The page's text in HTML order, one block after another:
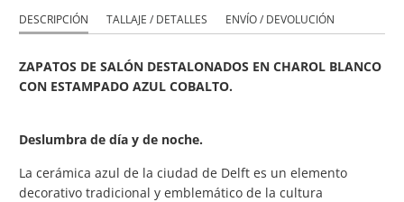
DESCRIPCIÓN TALLAJE / DETALLES ENVÍO / DEVOLUCIÓN
ZAPATOS DE SALÓN DESTALONADOS ENCHAROL BLANCO
CON ESTAMPADO AZUL COBALTO.
Deslumbra de día y de noche.
La cerámica azul de la ciudad de Delft es un elemento
decorativo tradicional y emblemático de la cultura